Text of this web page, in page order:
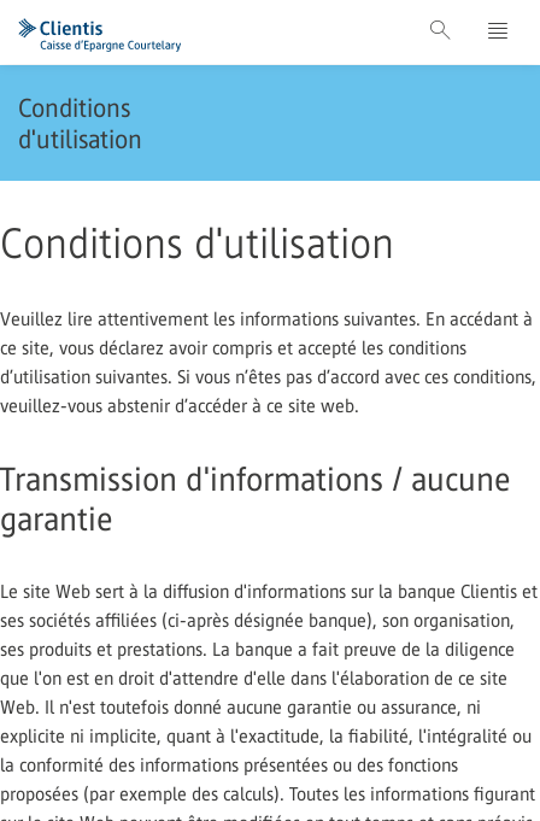
Conditions
d'utilisation
Conditions d'utilisation
Veuillez lire attentivement les informations suivantes. En accédant à
ce site, vous déclarez avoir compris et accepté les conditions
d’utilisation suivantes. Si vous n’êtes pas d’accord avec ces conditions,
veuillez-vous abstenir d’accéder à ce site web.
Transmission d'informations / aucune
garantie
Le site Web sert à la diffusion d'informations sur la banque Clientis et
ses sociétés affiliées (ci-après désignée banque), son organisation,
ses produits et prestations. La banque a fait preuve de la diligence
que l'on est en droit d'attendre d'elle dans l'élaboration de ce site
Web. Il n'est toutefois donné aucune garantie ou assurance, ni
explicite ni implicite, quant à l'exactitude, la fiabilité, l'intégralité ou
la conformité des informations présentées ou des fonctions
proposées (par exemple des calculs). Toutes les informations figurant